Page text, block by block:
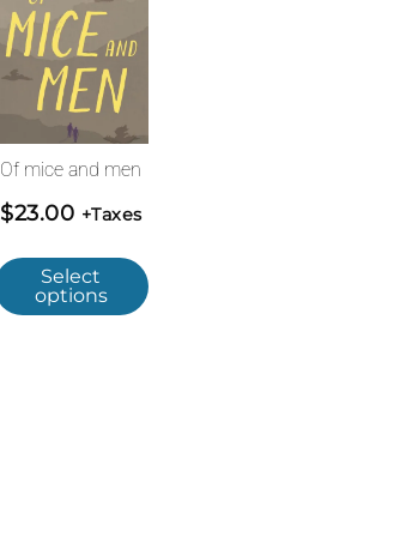
Of mice and men
$23.00 +Taxes
Select
options